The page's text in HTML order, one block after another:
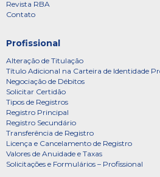
Revista RBA
Contato
Profissional
Alteração de Titulação
Título Adicional na Carteira de Identidade
Negociação de Débitos
Solicitar Certidão
Tipos de Registros
Registro Principal
Registro Secundário
Transferência de Registro
Licença e Cancelamento de Registro
Valores de Anuidade e Taxas
Solicitações e Formulários – Profissional